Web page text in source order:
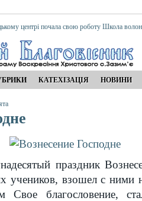
центрі почала свою роботу Школа
КАТЕХІЗАЦІЯ НОВИНИ
праздник
учеников, взошел с ними
благословение,